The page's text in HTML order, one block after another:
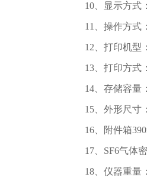
10、显示方式
11、操作方式
12、打印机型
13、打印方式
14、存储容量
15、外形尺寸
16、附件箱
17、SF6气体
18、仪器重量